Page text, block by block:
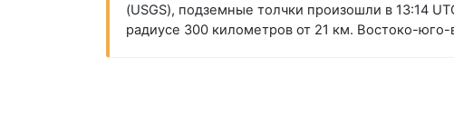
(USGS), подземные толчки произошли в 13:14
радиусе 300 километров от 21 км. Востоко-